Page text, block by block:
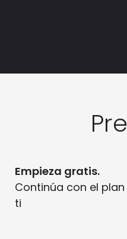
Empieza gratis.
Continúa con el
ti